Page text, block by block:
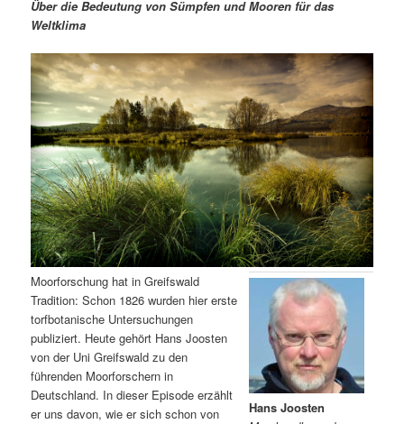
r
e
n
I
n
h
a
d
ä
r
e
n
I
n
n
a
g
a
t
i
o
n
Über die Bedeutung von Sümpfen und Mooren für das
Weltklima
Hans Joosten
Moorforschung hat in Greifswald
Tradition: Schon 1826 wurden hier erste
torfbotanische Untersuchungen
publiziert. Heute gehört Hans Joosten
von der Uni Greifswald zu den
führenden Moorforschern in
Deutschland. In dieser Episode erzählt
er uns davon, wie er sich schon von